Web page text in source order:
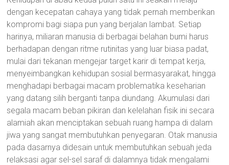
dengan kecepatan cahaya yang tidak pernah memberikan
kompromi bagi siapa pun yang berjalan lambat. Setiap
harinya, miliaran manusia di berbagai belahan bumi harus
berhadapan dengan ritme rutinitas yang luar biasa padat,
mulai dari tekanan mengejar target karir di tempat kerja,
menyeimbangkan kehidupan sosial bermasyarakat, hingga
menghadapi berbagai macam problematika keseharian
yang datang silih berganti tanpa diundang. Akumulasi dari
segala macam beban pikiran dan kelelahan fisik ini secara
alamiah akan menciptakan sebuah ruang hampa di dalam
jiwa yang sangat membutuhkan penyegaran. Otak manusia
pada dasarnya didesain untuk membutuhkan sebuah jeda
relaksasi agar sel-sel saraf di dalamnya tidak mengalami